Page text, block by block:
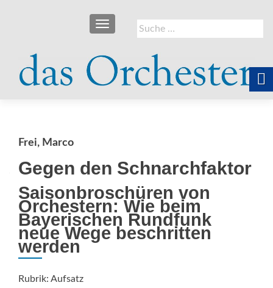
Suche
nach:
SCHALTE NAVIGATION
Frei, Marco
Gegen den Schnarchfaktor
Saisonbroschüren von
Orchestern: Wie beim
Bayerischen Rundfunk
neue Wege beschritten
werden
Rubrik: Aufsatz